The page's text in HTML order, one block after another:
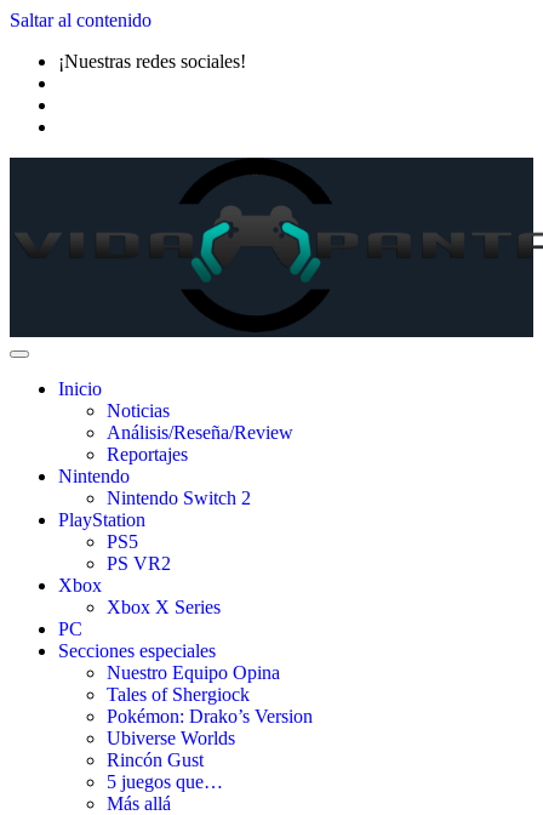
Saltar al contenido
¡Nuestras redes sociales!
Inicio
Noticias
Análisis/Reseña/Review
Reportajes
Nintendo
Nintendo Switch 2
PlayStation
PS5
PS VR2
Xbox
Xbox X Series
PC
Secciones especiales
Nuestro Equipo Opina
Tales of Shergiock
Pokémon: Drako’s Version
Ubiverse Worlds
Rincón Gust
5 juegos que…
Más allá